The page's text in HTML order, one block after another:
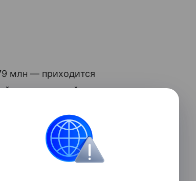
млн — приходится
за прошедший год впервые
этой дороги стали
трафик увеличился, —
в июле 2024 года трасса